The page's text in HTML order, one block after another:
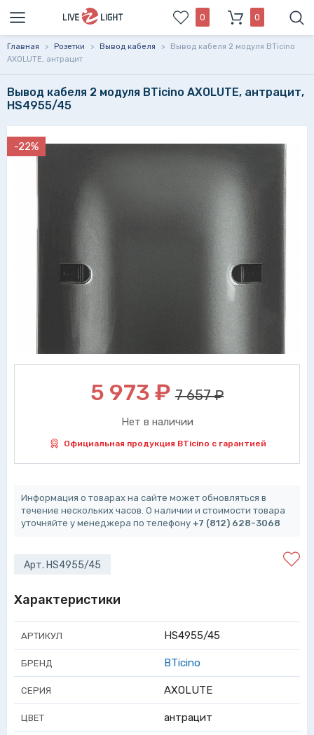
0 0
Главная > Розетки > Вывод кабеля >
Вывод кабеля 2 модуля BTicino
AXOLUTE, антрацит
Вывод кабеля 2 модуля BTicino AXOLUTE, антрацит,
HS4955/45
-22%
5 973 ₽ 7 657 ₽
Нет в наличии
Официальная продукция BTicino с гарантией
Информация о товарах на сайте может обновляться в
течение нескольких часов. О наличии и стоимости товара
уточняйте у менеджера по телефону +7 (812) 628-3068
Арт. HS4955/45
Характеристики
АРТИКУЛ HS4955/45
БРЕНД BTicino
СЕРИЯ AXOLUTE
ЦВЕТ антрацит